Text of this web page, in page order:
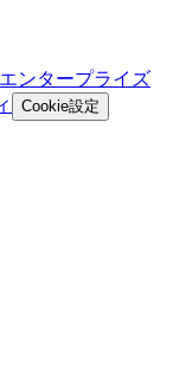
ンタープライズ
Cookie設定